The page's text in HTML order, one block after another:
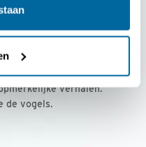
€ 36,00 per jaar
leden, met
verhalen.
de vogels.